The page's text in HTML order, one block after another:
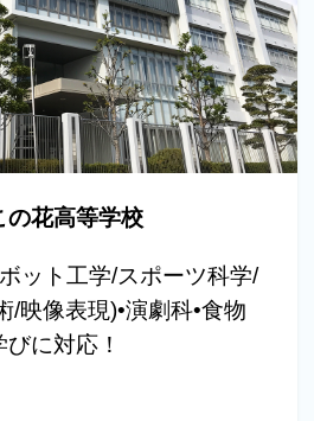
の花高等学校
ット工学/スポーツ科学/
/映像表現)•演劇科•食物
に対応！